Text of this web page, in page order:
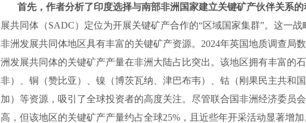
首先，作者分析了印度选择与南部非洲国家建立关键矿产伙伴关系的
展共同体（SADC）定位为开展关键矿产合作的“区域国家集群”。这一战
非洲发展共同体地区具有丰富的关键矿产资源。 2024年英国地质调查局
洲发展共同体的关键矿产产量在非洲大陆占比突出。该地区拥有丰富的
非）、铜（赞比亚）、镍（博茨瓦纳、津巴布韦）、钴（刚果民主共和
加）等资源，吸引了全球投资者的高度关注。尽管联合国非洲经济委员
高，但该地区的关键矿产产量约占全球25% ，且近些年开采活动显著增